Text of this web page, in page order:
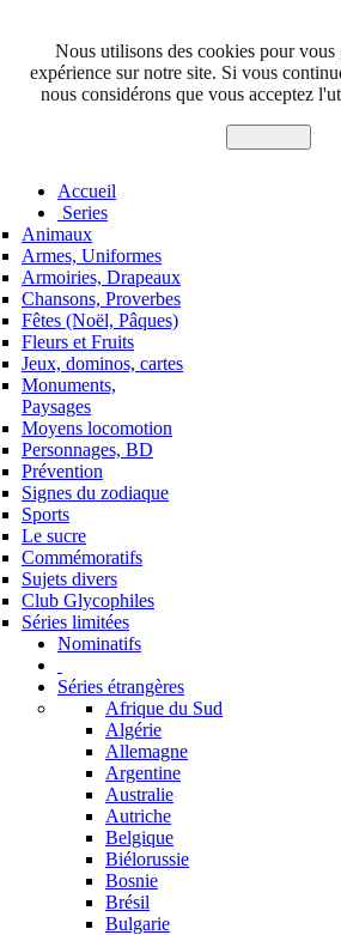
Nous utilisons des cookies pour
expérience sur notre site. Si vous
nous considérons que vous acceptez
Accueil
Series
Animaux
Armes, Uniformes
Armoiries, Drapeaux
Chansons, Proverbes
Fêtes (Noël, Pâques)
Fleurs et Fruits
Jeux, dominos, cartes
Monuments,
Paysages
Moyens locomotion
Personnages, BD
Prévention
Signes du zodiaque
Sports
Le sucre
Commémoratifs
Sujets divers
Club Glycophiles
Séries limitées
Nominatifs
Séries étrangères
Afrique du Sud
Algérie
Allemagne
Argentine
Australie
Autriche
Belgique
Biélorussie
Bosnie
Brésil
Bulgarie